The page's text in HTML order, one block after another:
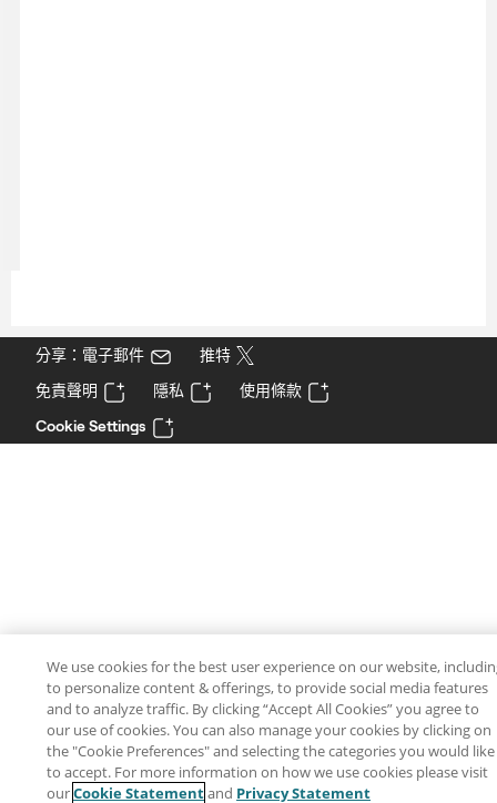
分享：電子郵件
推特
免責聲明
隱私
使用條款
Cookie Settings
We use cookies for the best user experience on our website,
to personalize content & offerings, to provide social media features
and to analyze traffic. By clicking “Accept All Cookies” you agree to
our use of cookies. You can also manage your cookies by clicking on
the "Cookie Preferences" and selecting the categories you would like
to accept. For more information on how we use cookies please visit
ourCookie Statementand Privacy Statement